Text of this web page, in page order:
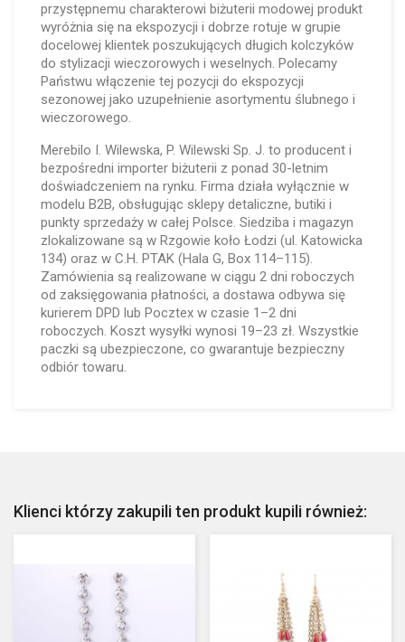
przystępnemu charakterowi biżuterii modowej produkt
wyróżnia się na ekspozycji i dobrze rotuje w grupie
docelowej klientek poszukujących długich kolczyków
do stylizacji wieczorowych i weselnych. Polecamy
Państwu włączenie tej pozycji do ekspozycji
sezonowej jako uzupełnienie asortymentu ślubnego i
wieczorowego.
Merebilo I. Wilewska, P. Wilewski Sp. J. to producent i
bezpośredni importer biżuterii z ponad 30-letnim
doświadczeniem na rynku. Firma działa wyłącznie w
modelu B2B, obsługując sklepy detaliczne, butiki i
punkty sprzedaży w całej Polsce. Siedziba i magazyn
zlokalizowane są w Rzgowie koło Łodzi (ul. Katowicka
134) oraz w C.H. PTAK (Hala G, Box 114–115).
Zamówienia są realizowane w ciągu 2 dni roboczych
od zaksięgowania płatności, a dostawa odbywa się
kurierem DPD lub Pocztex w czasie 1–2 dni
roboczych. Koszt wysyłki wynosi 19–23 zł. Wszystkie
paczki są ubezpieczone, co gwarantuje bezpieczny
odbiór towaru.
Klienci którzy zakupili ten produkt kupili również: